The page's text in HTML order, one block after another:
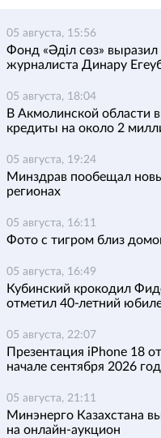
05 августа, 15:56
Фонд «Әділ сөз»
журналиста Динару
05 августа, 18:04
В Акмолинской
кредиты на около 2
05 августа, 19:24
Минздрав пообещал
регионах
05 августа, 16:11
Фото с тигром близ
05 августа, 16:49
Кубинский крокодил
отметил 40-летний
05 августа, 22:07
Презентация iPhone 18
начале сентября 2026
05 августа, 21:11
Минэнерго Казахстана
на онлайн-аукцион